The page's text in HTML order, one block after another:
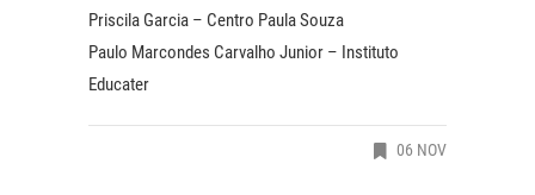
Priscila Garcia – Centro Paula Souza
Paulo Marcondes Carvalho Junior – Instituto
Educater
06 NOV